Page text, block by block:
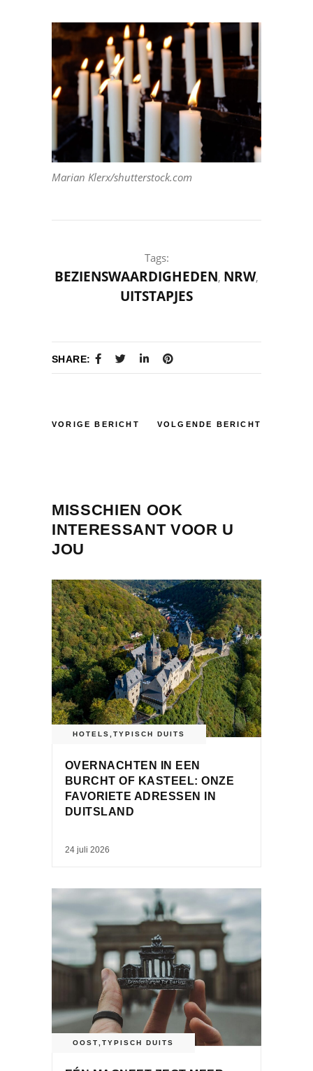
Marian Klerx/shutterstock.com
Tags:
BEZIENSWAARDIGHEDEN, NRW,
UITSTAPJES
SHARE:
VORIGE BERICHT VOLGENDE BERICHT
MISSCHIEN OOK
INTERESSANT VOOR U
JOU
HOTELS TYPISCH DUITS
OVERNACHTEN IN EEN
BURCHT OF KASTEEL: ONZE
FAVORIETE ADRESSEN IN
DUITSLAND
24 juli 2026
OOST,TYPISCH DUITS